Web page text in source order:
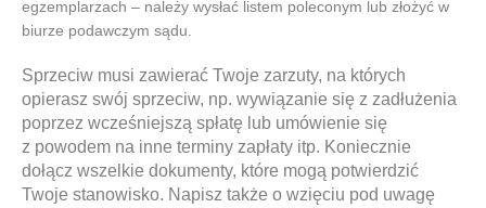
egzemplarzach – należy wysłać listem poleconym lub złożyć w
biurze podawczym sądu.
Sprzeciw musi zawierać Twoje zarzuty, na których
opierasz swój sprzeciw, np. wywiązanie się z zadłużenia
poprzez wcześniejszą spłatę lub umówienie się
z powodem na inne terminy zapłaty itp. Koniecznie
dołącz wszelkie dokumenty, które mogą potwierdzić
Twoje stanowisko. Napisz także o wzięciu pod uwagę